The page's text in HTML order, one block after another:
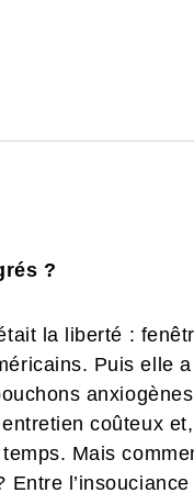
?
la liberté :
Puis elle
coûteux
Mais
Entre l’insouciance